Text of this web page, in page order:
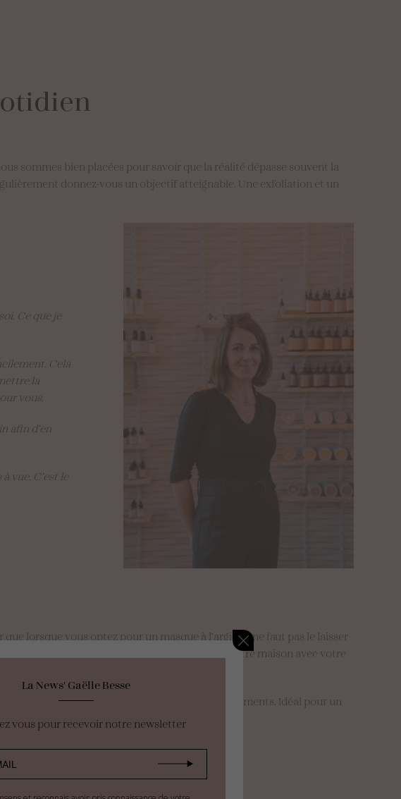
sommes bien placées pour savoir que la réalité dépasse souvent la
donnez-vous un objectif atteignable. Une exfoliation et un
Ce que je
Cela
la
vous.
afin d’en
vue. C’est le
lorsque vous optez pour un masque à l’argile, il ne faut pas le laisser
d’humidifier l’argile. Promenez-vous dans votre maison avec votre
des pattes d’oies, des cernes et des gonflements. Idéal pour un
La News' Gaëlle Besse
vous pour recevoir notre newsletter